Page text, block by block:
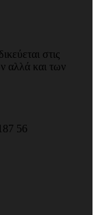
στις
αλλά και των
56